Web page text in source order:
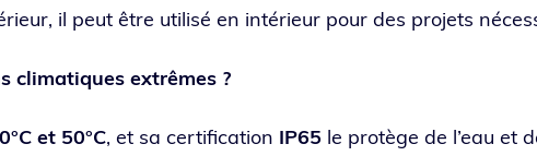
il peut être uti­li­sé en inté­rieur pour des pro­jets
cli­ma­tiques extrêmes ?
et 50°C, et sa cer­ti­fi­ca­tion IP65 le pro­tège de l’eau et